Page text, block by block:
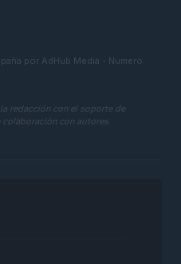
por AdHub Media - Numero
redacción con el soporte de
con autores